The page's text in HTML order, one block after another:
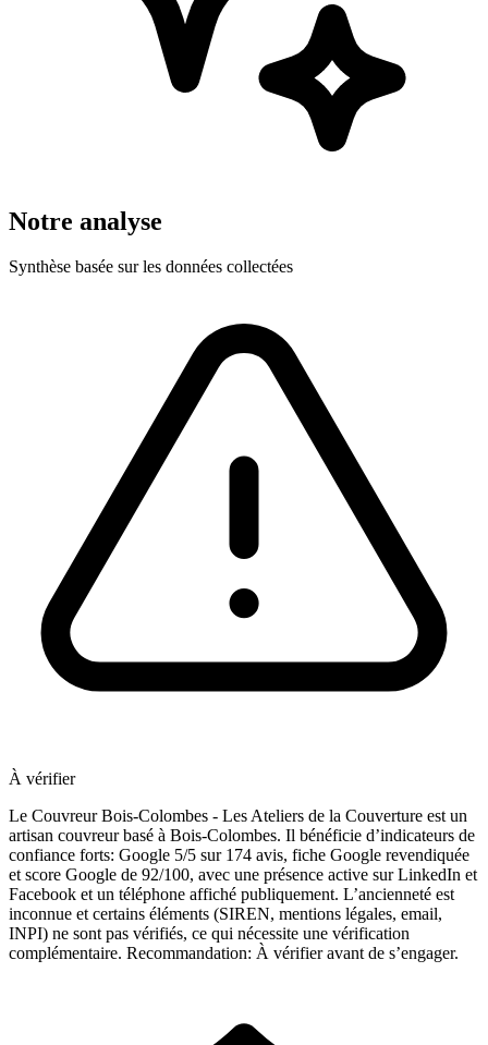
Notre analyse
Synthèse basée sur les données collectées
À vérifier
Le Couvreur Bois-Colombes - Les Ateliers de la Couverture est un
artisan couvreur basé à Bois-Colombes. Il bénéficie d’indicateurs de
confiance forts: Google 5/5 sur 174 avis, fiche Google revendiquée
et score Google de 92/100, avec une présence active sur LinkedIn et
Facebook et un téléphone affiché publiquement. L’ancienneté est
inconnue et certains éléments (SIREN, mentions légales, email,
INPI) ne sont pas vérifiés, ce qui nécessite une vérification
complémentaire. Recommandation: À vérifier avant de s’engager.